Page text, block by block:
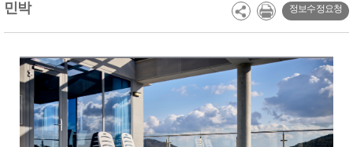
민박 정보수정요청